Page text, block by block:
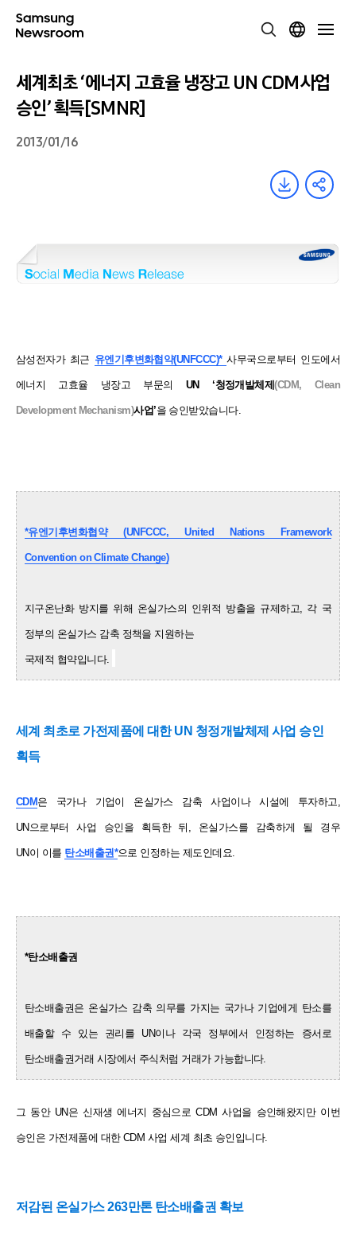
세계최초 ‘에너지 고효율 냉장고 UN CDM사업
승인’ 획득[SMNR]
2013/01/16
삼성전자가 최근 유엔기후변화협약(UNFCCC)*사무국으로부터 인도에서
에너지 고효율 냉장고 부문의 UN ‘청정개발체제(CDM, Clean
Development Mechanism)사업’을 승인받았습니다.
*유엔기후변화협약 (UNFCCC, United Nations Framework
Convention on Climate Change)
지구온난화 방지를 위해 온실가스의 인위적 방출을 규제하고, 각 국
정부의 온실가스 감축 정책을 지원하는
국제적 협약입니다.
세계 최초로 가전제품에 대한 UN 청정개발체제 사업 승인
획득
CDM은 국가나 기업이 온실가스 감축 사업이나 시설에 투자하고,
UN으로부터 사업 승인을 획득한 뒤, 온실가스를 감축하게 될 경우
UN이 이를 탄소배출권*으로 인정하는 제도인데요.
*탄소배출권
탄소배출권은 온실가스 감축 의무를 가지는 국가나 기업에게 탄소를
배출할 수 있는 권리를 UN이나 각국 정부에서 인정하는 증서로
탄소배출권거래 시장에서 주식처럼 거래가 가능합니다.
그 동안 UN은 신재생 에너지 중심으로 CDM 사업을 승인해왔지만 이번
승인은 가전제품에 대한 CDM 사업세계 최초 승인입니다.
저감된 온실가스 263만톤 탄소배출권 확보